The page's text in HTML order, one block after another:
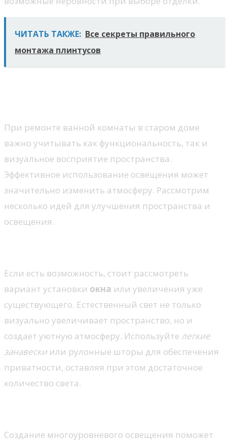
ЧИТАТЬ ТАКЖЕ: Все секреты правильного
монтажа плинтусов
При ремонте ванной комнаты в старом доме
важно учитывать как функциональность, так и
визуальное восприятие пространства.
Эффективное использование освещения может
значительно изменить атмосферу. Рассмотрим
несколько идей для улучшения пространства и
освещения.
Если есть возможность, стоит рассмотреть
вариант установки окна или увеличения уже
существующего. Естественный свет не только
визуально увеличивает пространство, но и
создает уютную атмосферу. Используйте легкие
занавески или рулонные шторы для обеспечения
приватности, оставляя при этом достаточное
количество света.
Создание многоуровневого освещения поможет